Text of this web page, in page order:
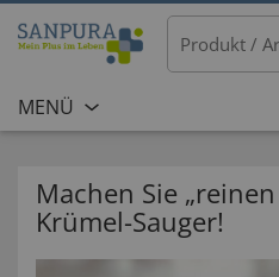
MENÜ
Machen Sie
Krümel-Sauger!